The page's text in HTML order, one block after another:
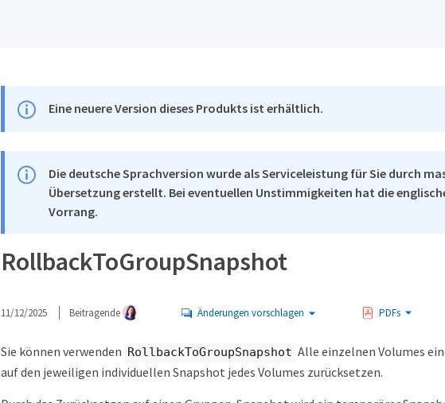
Eine neuere Version dieses Produkts ist erhältlich.
Die deutsche Sprachversion wurde als Serviceleistung für Sie durch
Übersetzung erstellt. Bei eventuellen Unstimmigkeiten hat die
Vorrang.
RollbackToGroupSnapshot
11/12/2025 Beitragende Änderungen vorschlagen PDFs
Sie können verwenden RollbackToGroupSnapshot Alle einzelnen Volumes
auf den jeweiligen individuellen Snapshot jedes Volumes zurücksetzen.